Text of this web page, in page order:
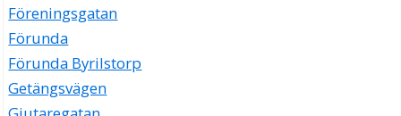
Föreningsgatan
Förunda
Förunda Byrilstorp
Getängsvägen